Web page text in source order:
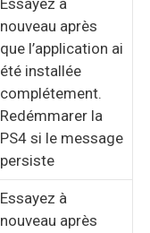
Essayez à
nouveau après
que l’application ai
été installée
complétement.
Redémmarer la
PS4 si le message
persiste
Essayez à
nouveau après